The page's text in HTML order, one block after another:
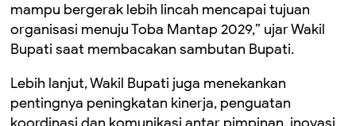
mampu bergerak lebih lincah mencapai tujuan
organisasi menuju Toba Mantap 2029,” ujar Wakil
Bupati saat membacakan sambutan Bupati.
Lebih lanjut, Wakil Bupati juga menekankan
pentingnya peningkatan kinerja, penguatan